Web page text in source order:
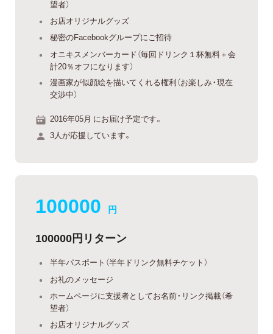
望者）
お店オリジナルグッズ
秘密のFacebookグループにご招待
オニキスメンバーカード（毎回ドリンク１杯無料＋会
計20％オフになります）
漫画家が似顔絵を描いてくれる権利（お楽しみ・現在
交渉中）
2016年05月 にお届け予定です。
3人が応援しています。
100000 円
100000円リターン
半年パスポート（半年ドリンク無料チケット）
お礼のメッセージ
ホームページに支援者としてお名前・リンク掲載（希
望者）
お店オリジナルグッズ